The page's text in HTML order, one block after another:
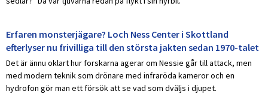
Erfaren monsterjägare? Loch Ness Center i Skottland
efterlyser nu frivilliga till den största jakten sedan 1970-talet
Det är ännu oklart hur forskarna agerar om Nessie går till attack, men
med modern teknik som drönare med infraröda kameror och en
hydrofon gör man ett försök att se vad som dväljs i djupet.